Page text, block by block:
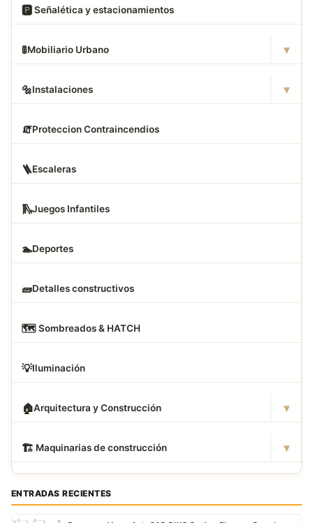
🅿️ Señalética y estacionamientos
🚦Mobiliario Urbano ▾
🔩Instalaciones ▾
🧯Proteccion Contraincendios
🪜Escaleras
🛝Juegos Infantiles
🏊Deportes
🧱Detalles constructivos
🗺️ Sombreados & HATCH
💡Iluminación
🏠Arquitectura y Construcción ▾
🏗 ️ Maquinarias de construcción ▾
ENTRADAS RECIENTES